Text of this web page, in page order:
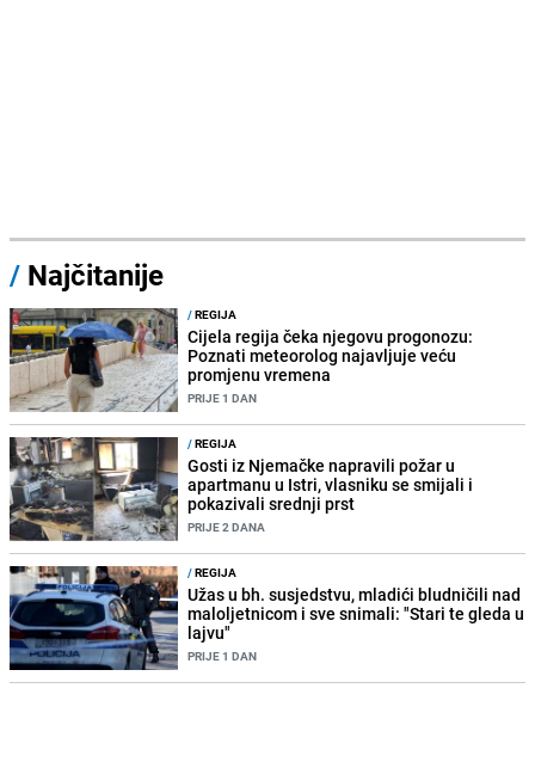
/ Najčitanije
/REGIJA
Cijela regija čeka njegovu progonozu:
Poznati meteorolog najavljuje veću
promjenu vremena
PRIJE 1 DAN
/REGIJA
Gosti iz Njemačke napravili požar u
apartmanu u Istri, vlasniku se smijali i
pokazivali srednji prst
PRIJE 2 DANA
/REGIJA
Užas u bh. susjedstvu, mladići bludničili nad
maloljetnicom i sve snimali: "Stari te gleda u
lajvu"
PRIJE 1 DAN